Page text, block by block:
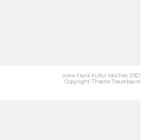
Anne Frank Kultur Wochen 2021
Copyright: Theater Traumbaum